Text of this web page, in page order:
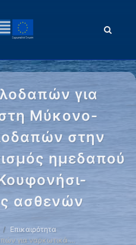
για
Μύκονο-
στην
ημεδαπού
ασθενών
Επικαιρότητα
για ναρκωτικά …